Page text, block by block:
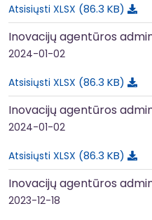
Atsisiųsti XLSX 86.3 KB
Inovacijų agentūros
2024-01-02
Atsisiųsti XLSX 86.3 KB
Inovacijų agentūros
2024-01-02
Atsisiųsti XLSX 86.3 KB
Inovacijų agentūros
2023-12-18